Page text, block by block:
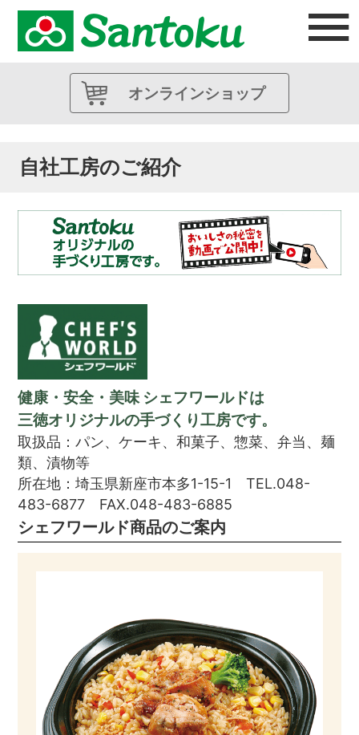
オンラインショップ
自社工房のご紹介
健康・安全・美味シェフワールドは
三徳オリジナルの手づくり工房です。
取扱品：パン、ケーキ、和菓子、惣菜、弁当、麺
類、漬物等
所在地：埼玉県新座市本多1-15-1 TEL.048-
483-6877 FAX.048-483-6885
シェフワールド商品のご案内